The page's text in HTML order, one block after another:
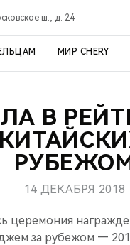
ш., д. 24
МИР CHERY
В
14 ДЕКАБРЯ 2018
церемония
за рубежом —